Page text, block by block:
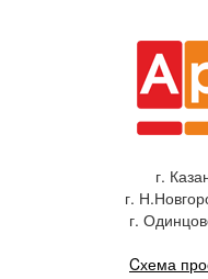
г.
г.
г.
Cхема